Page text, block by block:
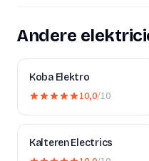
Andere
Koba Elektro
10,0/10
Kalteren Electrics